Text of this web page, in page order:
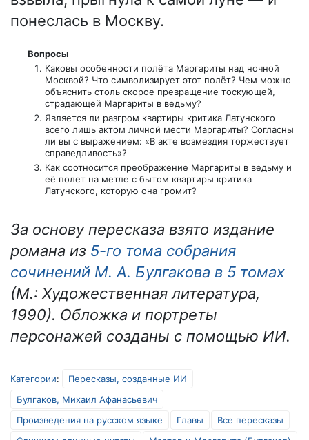
понеслась в Москву.
Вопросы
Каковы особенности полёта Маргариты над ночной
Москвой? Что символизирует этот полёт? Чем можно
объяснить столь скорое превращение тоскующей,
страдающей Маргариты в ведьму?
Является ли разгром квартиры критика Латунского
всего лишь актом личной мести Маргариты? Согласны
ли вы с выражением: «В акте возмездия торжествует
справедливость»?
Как соотносится преображение Маргариты в ведьму и
её полет на метле с бытом квартиры критика
Латунского, которую она громит?
За основу пересказа взято издание
романа из 5-го тома собрания
сочинений М. А. Булгакова в 5 томах
(М.: Художественная литература,
1990). Обложка и портреты
персонажей созданы с помощью ИИ.
Категории:
Пересказы, созданные ИИ
Булгаков, Михаил Афанасьевич
Произведения на русском языке
Главы
Все пересказы